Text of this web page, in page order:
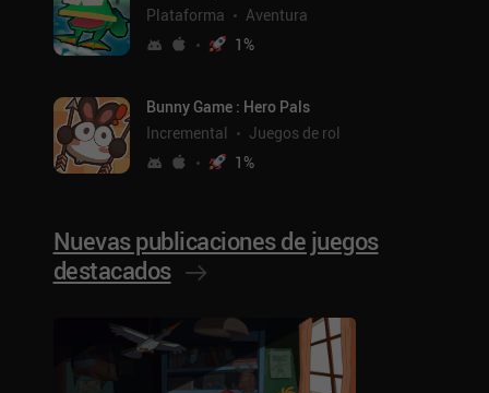
Plataforma
Aventura
1%
Bunny Game : Hero Pals
Incremental
Juegos de rol
1%
Nuevas publicaciones de juegos
destacados